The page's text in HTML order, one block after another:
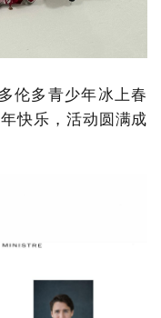
伦多青少年冰上春
快乐，活动圆满成